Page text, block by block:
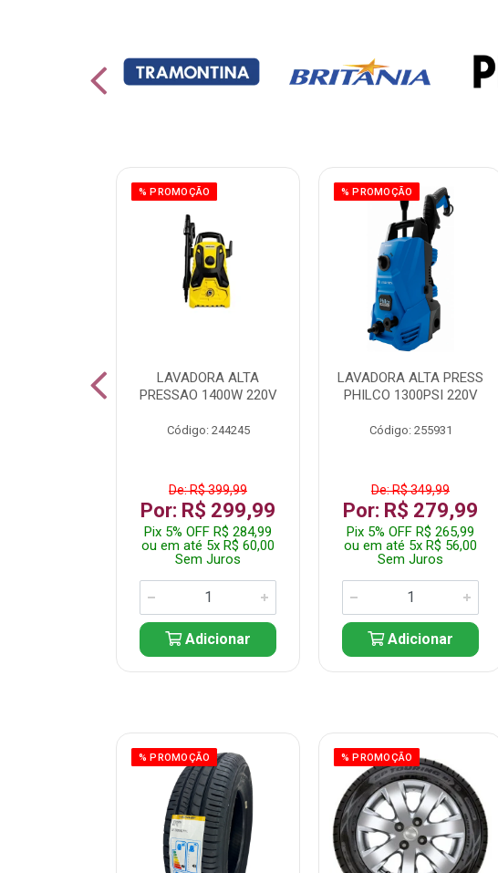
% PROMOÇÃO
LAVADORA ALTA
PRESSAO 1400W 220V
Código: 244245
De: R$ 399,99
Por: R$ 299,99
Pix 5% OFF R$ 284,99
ou em até 5x R$ 60,00
Sem Juros
Adicionar
% PROMOÇÃO
LAVADORA ALTA PRESS
PHILCO 1300PSI 220V
Código: 255931
De: R$ 349,99
Por: R$ 279,99
Pix 5% OFF R$ 265,99
ou em até 5x R$ 56,00
Sem Juros
Adicionar
% PROMOÇÃO % PROMOÇÃO